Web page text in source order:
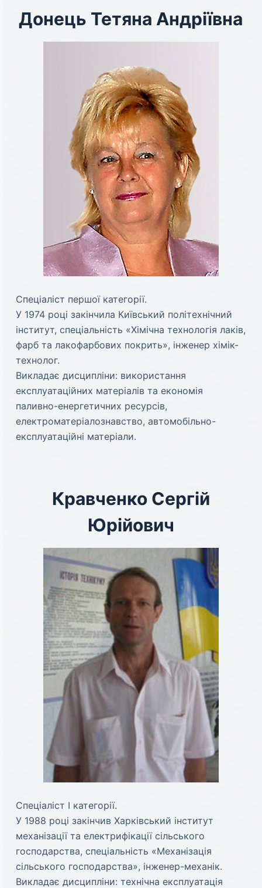
Донець Тетяна Андріївна
Спеціаліст першої категорії.
У 1974 році закінчила Київський політехнічний
інститут, спеціальність «Хімічна технологія лаків,
фарб та лакофарбових покрить», інженер хімік-
технолог.
Викладає дисципліни: використання
експлуатаційних матеріалів та економія
паливно-енергетичних ресурсів,
електроматеріалознавство, автомобільно-
експлуатаційні матеріали.
Кравченко Сергій
Юрійович
Спеціаліст І категорії.
У 1988 році закінчив Харківський інститут
механізації та електрифікації сільського
господарства, спеціальність «Механізація
сільського господарства», інженер-механік.
Викладає дисципліни: технічна експлуатація